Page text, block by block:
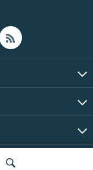
права защищены.